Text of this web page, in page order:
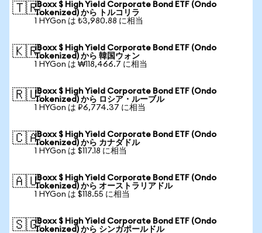
🇹🇷iBoxx $ High Yield Corporate Bond ETF (Ondo
Tokenized) から トルコリラ
1 HYGon は ₺3,980.88 に相当
🇰🇷iBoxx $ High Yield Corporate Bond ETF (Ondo
Tokenized) から 韓国ウォン
1 HYGon は ₩118,466.7 に相当
🇷🇺iBoxx $ High Yield Corporate Bond ETF (Ondo
Tokenized) から ロシア・ルーブル
1 HYGon は ₽6,774.37 に相当
🇨🇦iBoxx $ High Yield Corporate Bond ETF (Ondo
Tokenized) から カナダドル
1 HYGon は $117.18 に相当
🇦🇺iBoxx $ High Yield Corporate Bond ETF (Ondo
Tokenized) から オーストラリアドル
1 HYGon は $118.55 に相当
🇸🇬iBoxx $ High Yield Corporate Bond ETF (Ondo
Tokenized) から シンガポールドル